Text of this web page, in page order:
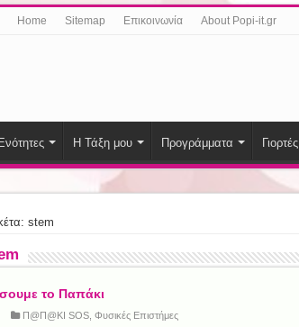
Home Sitemap Επικοινωνία About Popi-it.gr
Ενότητες Η Τάξη μου Προγράμματα Γιορτές
stem
το Παπάκι
Π@Π@ΚΙ SOS, Φυσικές Επιστήμες